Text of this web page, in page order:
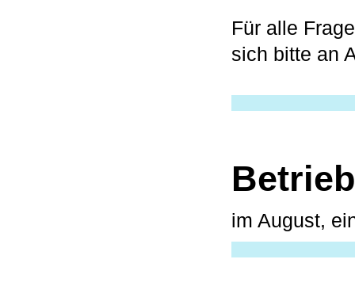
Für alle
sich bitte an
im August,